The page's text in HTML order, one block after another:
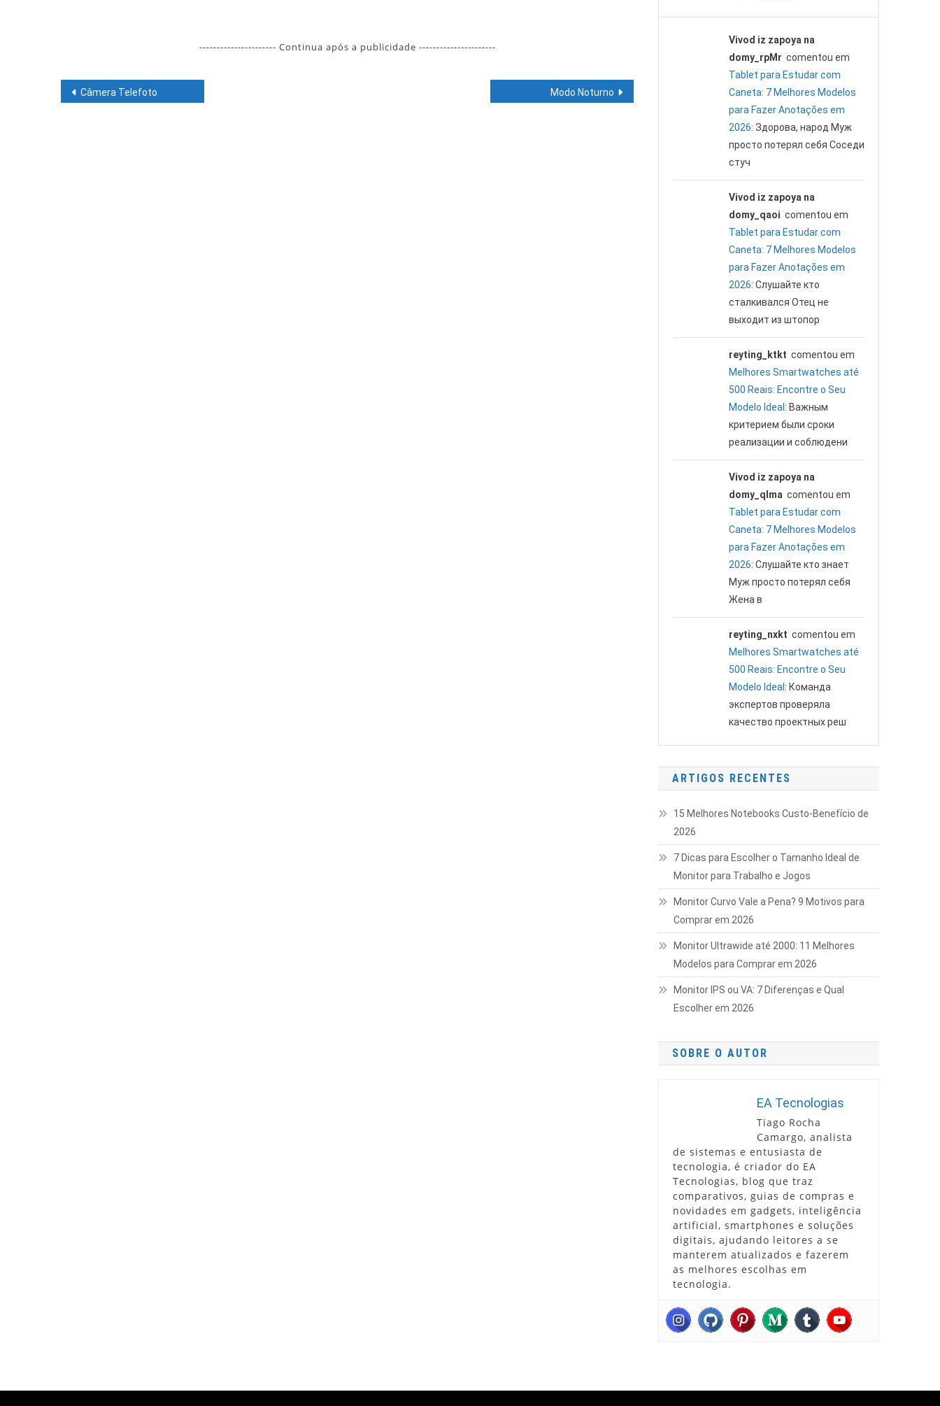
---------------------- Continua após a publicidade ----------------------
Navegação
Câmera Telefoto Modo Noturno
Vivod iz zapoya na
domy_rpMr comentou em
Tablet para Estudar com
Caneta: 7 Melhores Modelos
para Fazer Anotações em
2026: Здорова, народ Муж
просто потерял себя Соседи
стуч
Vivod iz zapoya na
domy_qaoi comentou em
Tablet para Estudar com
Caneta: 7 Melhores Modelos
para Fazer Anotações em
2026: Слушайте кто
сталкивался Отец не
выходит из штопор
reyting_ktkt comentou em
Melhores Smartwatches até
500 Reais: Encontre o Seu
Modelo Ideal : Важным
критерием были сроки
реализации и соблюдени
Vivod iz zapoya na
domy_qlma comentou em
Tablet para Estudar com
Caneta: 7 Melhores Modelos
para Fazer Anotações em
2026: Слушайте кто знает
Муж просто потерял себя
Жена в
reyting_nxkt comentou em
Melhores Smartwatches até
500 Reais: Encontre o Seu
Modelo Ideal : Команда
экспертов проверяла
качество проектных реш
ARTIGOS RECENTES
15 Melhores Notebooks Custo-Benefício de
2026
7 Dicas para Escolher o Tamanho Ideal de
Monitor para Trabalho e Jogos
Monitor Curvo Vale a Pena? 9 Motivos para
Comprar em 2026
Monitor Ultrawide até 2000: 11 Melhores
Modelos para Comprar em 2026
Monitor IPS ou VA: 7 Diferenças e Qual
Escolher em 2026
SOBRE O AUTOR
EA Tecnologias
Tiago Rocha
Camargo, analista
de sistemas e entusiasta de
tecnologia, é criador do EA
Tecnologias, blog que traz
comparativos, guias de compras e
novidades em gadgets, inteligência
artificial, smartphones e soluções
digitais, ajudando leitores a se
manterem atualizados e fazerem
as melhores escolhas em
tecnologia.